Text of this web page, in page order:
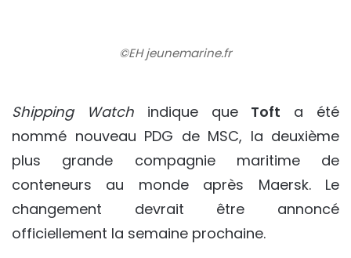
©EH jeunemarine.fr
Shipping Watchindique que Toft a été
nommé nouveau PDG de MSC, la deuxième
plus grande compagnie maritime de
conteneurs au monde après Maersk. Le
changement devrait être annoncé
officiellement la semaine prochaine.